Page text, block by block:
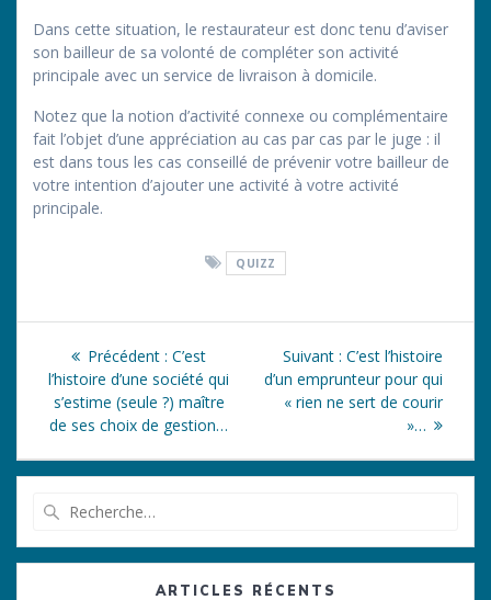
Dans cette situation, le restaurateur est donc tenu d’aviser
son bailleur de sa volonté de compléter son activité
principale avec un service de livraison à domicile.
Notez que la notion d’activité connexe ou complémentaire
fait l’objet d’une appréciation au cas par cas par le juge : il
est dans tous les cas conseillé de prévenir votre bailleur de
votre intention d’ajouter une activité à votre activité
principale.
QUIZZ
Navigation
de
l’article
Précédent : Article
précédent
:
C’est
l’histoire d’une société qui
s’estime (seule ?) maître
de ses choix de gestion…
Suivant : Article
suivant
C’est l’histoire
d’un emprunteur pour qui
« rien ne sert de courir
»…
:
ARTICLES RÉCENTS